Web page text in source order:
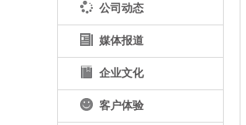
公司动态
媒体报道
企业文化
客户体验